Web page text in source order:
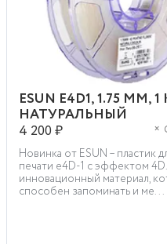
ESUN E4D1, 1.75 ММ, 1
НАТУРАЛЬНЫЙ
4 200 ₽
×
Новинка от ESUN – пластик
печати e4D-1 с эффектом
инновационный материал,
способен запоминать и ме...